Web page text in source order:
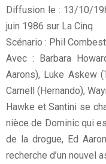
Diffusion le : 13/10/
juin 1986 sur La Cinq
Scénario : Phil
Avec : Barbara
Aarons), Luke Askew
Carnell (Hernando),
Hawke et Santini se
nièce de Dominic qui
de la drogue, Ed
recherche d’un nouvel